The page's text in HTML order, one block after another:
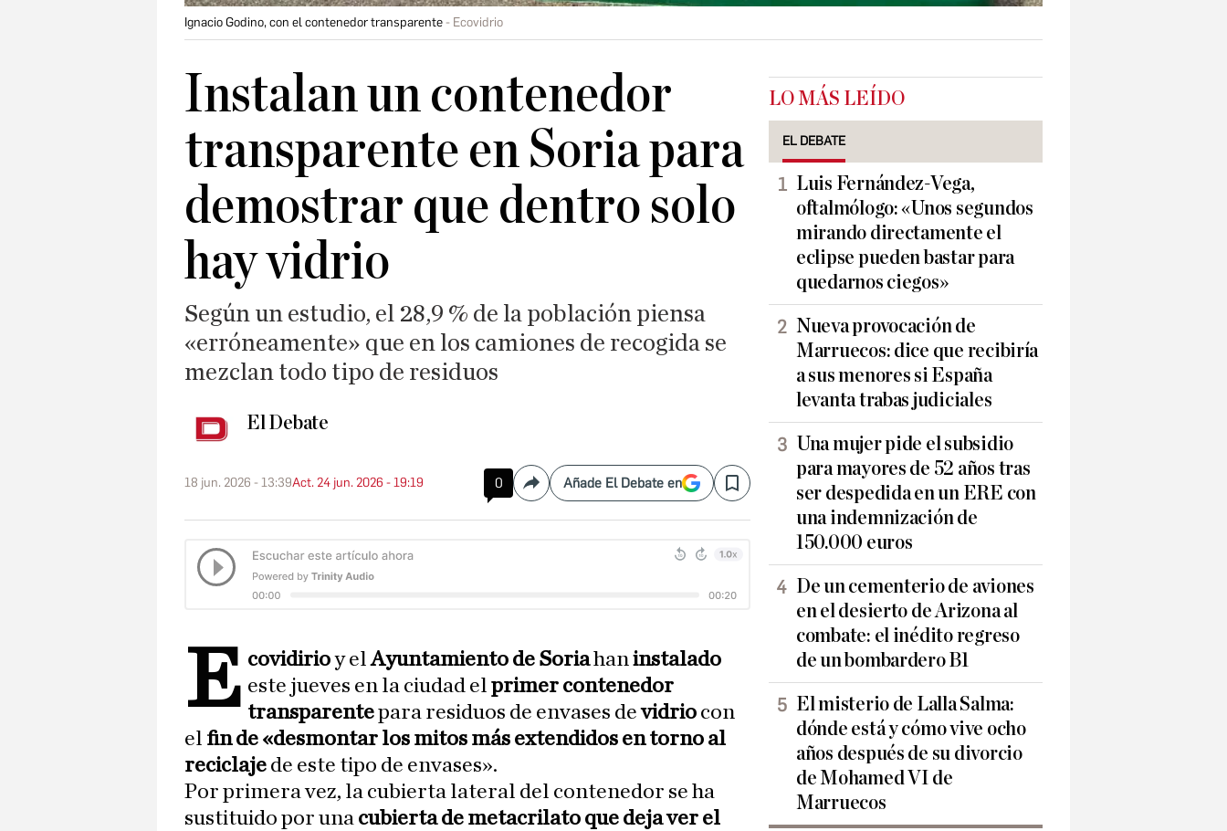
Ignacio Godino, con el contenedor transparente Ecovidrio
Instalan un contenedor
transparente en Soria para
demostrar que dentro solo
hay vidrio
Según un estudio, el 28,9 % de la población piensa
«erróneamente» que en los camiones de recogida se
mezclan todo tipo de residuos
El Debate
18 jun. 2026 - 13:39Act. 24 jun. 2026 - 19:19 0 CompartirAñade El Debate en Save
E covidirioy elAyuntamiento de Soriahaninstalado
este jueves en la ciudad elprimer contenedor
transparentepara residuos de envases devidrio con
el fin de «desmontar los mitos más extendidos en torno al
reciclaje de este tipo de envases».
Por primera vez, la cubierta lateral del contenedor se ha
sustituido por una cubierta de metacrilato que deja ver el
LO MÁS LEÍDO
EL DEBATE
Luis Fernández-Vega,
oftalmólogo: «Unos segundos
mirando directamente el
eclipse pueden bastar para
quedarnos ciegos»
Nueva provocación de
Marruecos: dice que recibiría
a sus menores si España
levanta trabas judiciales
Una mujer pide el subsidio
para mayores de 52 años tras
ser despedida en un ERE con
una indemnización de
150.000 euros
De un cementerio de aviones
en el desierto de Arizona al
combate: el inédito regreso
de un bombardero B1
El misterio de Lalla Salma:
dónde está y cómo vive ocho
años después de su divorcio
de Mohamed VI de
Marruecos